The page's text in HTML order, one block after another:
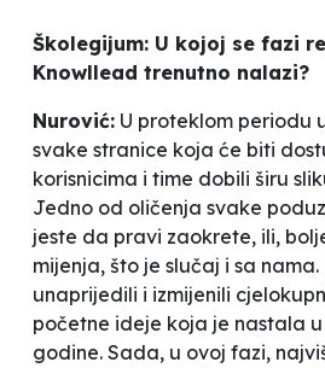
Školegijum: U kojoj se fazi
Knowllead trenutno nalazi?
Nurović: U proteklom periodu
svake stranice koja će biti
korisnicima i time dobili širu
Jedno od oličenja svake
jeste da pravi zaokrete, ili,
mijenja, što je slučaj i sa nama.
unaprijedili i izmijenili
početne ideje koja je nastala
godine. Sada, u ovoj fazi,